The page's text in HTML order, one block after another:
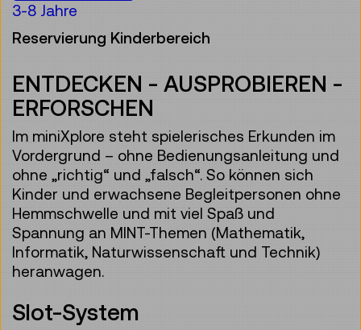
3-8 Jahre
Reservierung Kinderbereich
ENTDECKEN - AUSPROBIEREN -
ERFORSCHEN
Im miniXplore steht spielerisches Erkunden im
Vordergrund – ohne Bedienungsanleitung und
ohne „richtig“ und „falsch“. So können sich
Kinder und erwachsene Begleitpersonen ohne
Hemmschwelle und mit viel Spaß und
Spannung an MINT-Themen (Mathematik,
Informatik, Naturwissenschaft und Technik)
heranwagen.
Slot-System